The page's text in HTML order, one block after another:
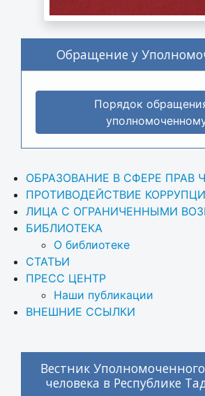
Обращение у
Порядок
ОБРАЗОВАНИЕ В СФЕРЕ ПРАВ
ПРОТИВОДЕЙСТВИЕ
ЛИЦА С ОГРАНИЧЕННЫМИ
БИБЛИОТЕКА
О библиотеке
СТАТЬИ
ПРЕСС ЦЕНТР
Наши публикации
ВНЕШНИЕ ССЫЛКИ
Вестник
человека в Республике